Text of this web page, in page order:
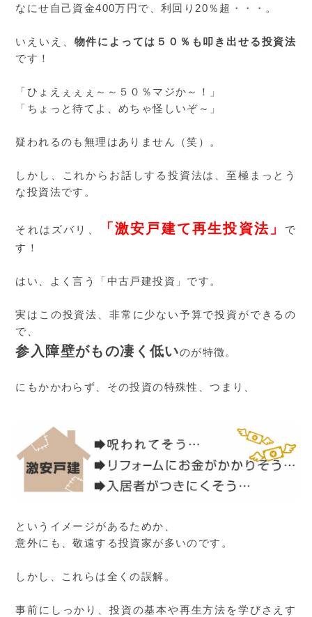
なにせ自己資金400万円で、利回り20％超・・・。
いえいえ、 物件によっては５０％も叩き出せる投資法
です！
「ひょえぇぇぇ～～５０％マジか～！」
「ちょっと待てよ、めちゃ怪しいぞ～」
疑われるのも無理はありません（笑）。
しかし、これからお話しする投資法は、至極まっとう
な投資法です。
それはズバリ、 「激安戸建て再生投資法」
で
す！
はい、よく言う「中古戸建投資」です。
実はこの投資法、非常に少ない予算で投資ができるの
で、
参入障壁がもの凄く低いのが特徴。
にもかかわらず、その投資の特殊性、つまり、
というイメージがあるためか、
意外にも、敬遠する投資家が多いのです。
しかし、これらは全くの誤解。
事前にしっかり、投資の基本や再生方法を学びさえす